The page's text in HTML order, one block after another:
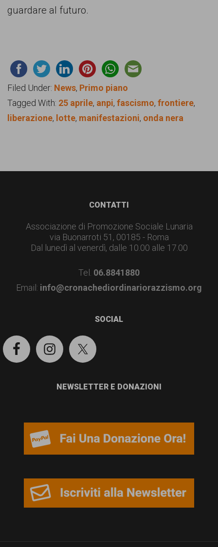
guardare al futuro.
Filed Under: News, Primo piano
Tagged With: 25 aprile, anpi, fascismo, frontiere,
liberazione, lotte, manifestazioni, onda nera
CONTATTI
Associazione di Promozione Sociale Lunaria
via Buonarroti 51, 00185 - Roma
Dal lunedì al venerdì, dalle 10.00 alle 17.00
Tel. 06.8841880
Email: info@cronachediordinariorazzismo.org
SOCIAL
NEWSLETTER E DONAZIONI